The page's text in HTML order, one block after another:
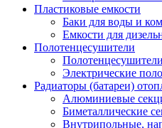
Пластиковые емкости
Баки для воды и
Емкости для
Полотенцесушители
Электрические
Радиаторы (батареи)
Алюминиевые
Биметаллические
Внутрипольные,